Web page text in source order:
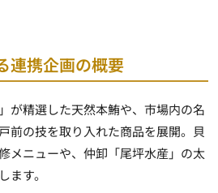
連携企画の概要
が精選した天然本鮪や、市場内の名
前の技を取り入れた商品を展開。貝
メニューや、仲卸「尾坪水産」の太
ます。